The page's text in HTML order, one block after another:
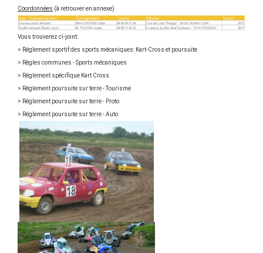
Coordonnées (à retrouver en annexe)
Vous trouverez ci-joint:
> Réglement sportif des sports mécaniques: Kart-Cross et poursuite
> Règles communes - Sports mécaniques
> Réglement spécifique Kart Cross
> Réglement poursuite sur terre - Tourisme
> Réglement poursuite sur terre - Proto
> Réglement poursuite sur terre - Auto